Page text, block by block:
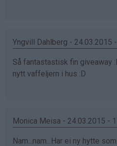
Yngvill Dahlberg - 24.03.2015
Så fantastastisk fin giveaway
nytt vaffeljern i hus :D
Monica Meisa - 24.03.2015 -
Nam...nam...Har ei ny hytte